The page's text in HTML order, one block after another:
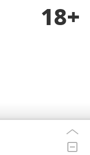
18+
ВТБ: объем
вырос на 38%